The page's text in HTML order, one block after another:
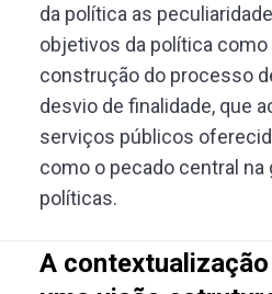
da política as
objetivos da política como
construção do processo
desvio de finalidade, que
serviços públicos
como o pecado central
políticas.
A